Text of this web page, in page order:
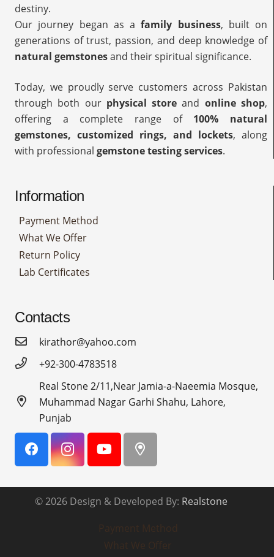
destiny.
Our journey began as afamily business, built on
generations of trust, passion, and deep knowledge of
natural gemstonesand their spiritual significance.
Today, we proudly serve customers across Pakistan
through both our physical store and online shop,
offering a complete range of 100% natural
gemstones, customized rings, and lockets, along
with professional gemstone testing services.
Information
Payment Method
What We Offer
Return Policy
Lab Certificates
Contacts
kirathor@yahoo.com
+92-300-4783518
Real Stone 2/11,Near Jamia-a-Naeemia Mosque,
Muhammad Nagar Garhi Shahu, Lahore,
Punjab
© 2026 Design & Developed By: Realstone
Payment Method
What We Offer